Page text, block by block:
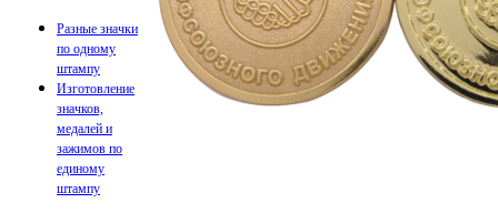
Разные значки
по одному
штампу
Изготовление
значков,
медалей и
зажимов по
единому
штампу